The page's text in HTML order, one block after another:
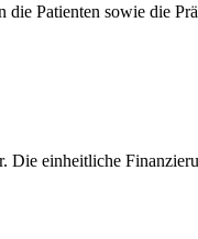
Patienten sowie die
einheitliche